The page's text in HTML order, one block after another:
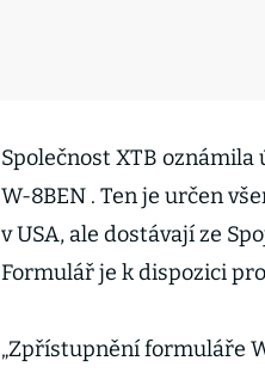
Společnost XTB
W-8BEN . Ten je určen
v USA, ale dostávají ze
Formulář je k dispozici
„Zpřístupnění formuláře